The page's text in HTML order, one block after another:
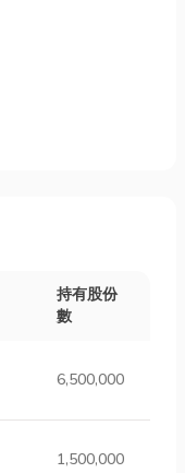
持有股份
數
6,500,000
1,500,000